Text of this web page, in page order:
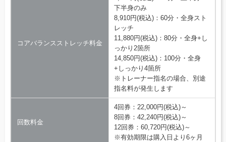
コアバランスストレッチ料金
下半身のみ
8,910円(税込)：60分・全身スト
レッチ
11,880円(税込)：80分・全身+し
っかり2箇所
14,850円(税込)：100分・全身
+しっかり4箇所
※トレーナー指名の場合、別途
指名料が発生します
回数料金
4回券：22,000円(税込)～
8回券：42,240円(税込)～
12回券：60,720円(税込)～
※有効期限は購入日より6ヶ月